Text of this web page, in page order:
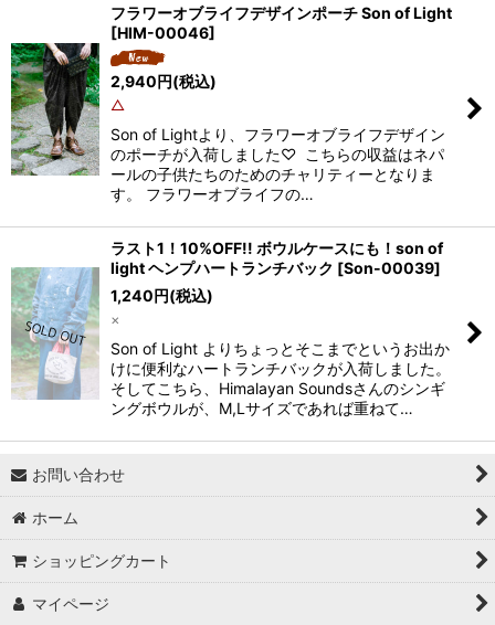
フラワーオブライフデザインポーチ Son of Light
[HIM-00046]
2,940円(税込)
△
Son of Lightより、フラワーオブライフデザイン
のポーチが入荷しました♡ こちらの収益はネパ
ールの子供たちのためのチャリティーとなりま
す。 フラワーオブライフの…
ラスト1！10%OFF!! ボウルケースにも！son of
light ヘンプハートランチバック [Son-00039]
1,240円(税込)
×
Son of Light よりちょっとそこまでというお出か
けに便利なハートランチバックが入荷しました。
そしてこちら、Himalayan Soundsさんのシンギ
ングボウルが、M,Lサイズであれば重ねて…
お問い合わせ
ホーム
ショッピングカート
マイページ